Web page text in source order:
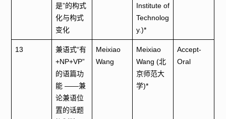
是”的构式
化与构式
变化
Institute of
Technolog
y.)*
13
兼语式“有
+NP+VP”
的语篇功
能 ——兼
论兼语位
置的话题
Meixiao
Wang
Meixiao
Wang (北
京师范大
学)*
Accept-
Oral